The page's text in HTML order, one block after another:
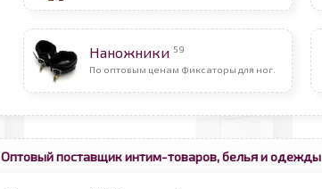
Наножники 59
По оптовым ценам Фиксаторы для ног.
Оптовый поставщик интим-товаров, белья и одежды